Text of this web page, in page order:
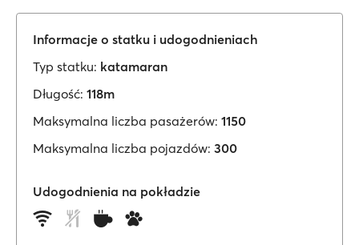
Informacje o statku i udogodnieniach
Typ statku: katamaran
Długość: 118m
Maksymalna liczba pasażerów: 1150
Maksymalna liczba pojazdów: 300
Udogodnienia na pokładzie